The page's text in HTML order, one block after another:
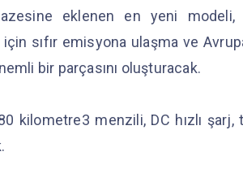
eklenen en yeni modeli,
sıfır emisyona ulaşma ve
bir parçasını oluşturacak.
kilometre3 menzili, DC hızlı